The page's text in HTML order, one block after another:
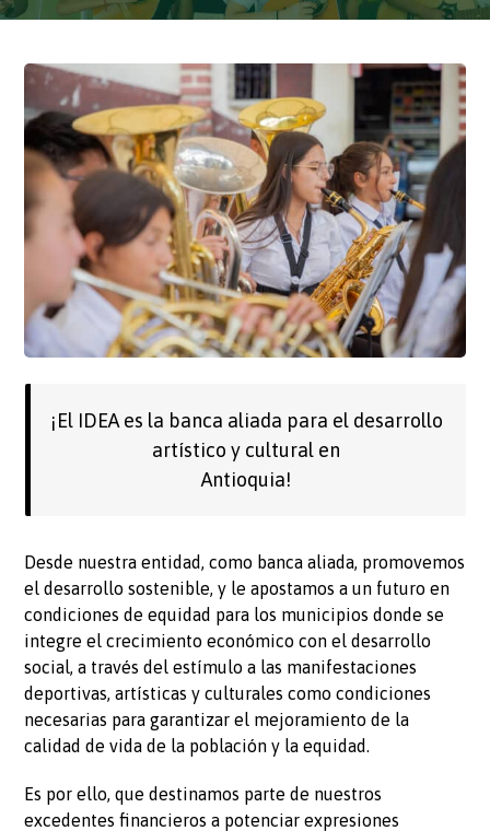
¡El IDEA es la banca aliada para el desarrollo
artístico y cultural en
Antioquia!
Desde nuestra entidad, como banca aliada, promovemos
el desarrollo sostenible, y le apostamos a un futuro en
condiciones de equidad para los municipios donde se
integre el crecimiento económico con el desarrollo
social, a través del estímulo a las manifestaciones
deportivas, artísticas y culturales como condiciones
necesarias para garantizar el mejoramiento de la
calidad de vida de la población y la equidad.
Es por ello, que destinamos parte de nuestros
excedentes financieros a potenciar expresiones